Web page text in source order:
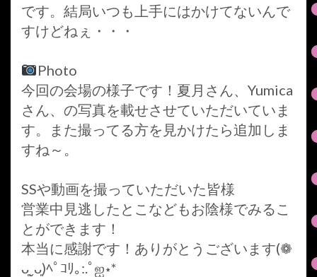
です。結局いつも上手にはかけてないんで
すけどねぇ・・・
Photo
今回の会場の様子です！夏月さん、Yumica
さん、の写真を載せさせていただいていま
す。また撮ってる方を見かけたら追加しま
すね～。
SSや動画を撮っていただいた皆様
営業中見逃したとこなどもお陰様でみるこ
とができます！
本当に感謝です！ありがとうございます(❁
ᴗ͈ˬᴗ͈)ﾍﾟｺﾘ｡:.ﾟஐ⋆*